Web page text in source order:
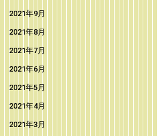
2021年9月
2021年8月
2021年7月
2021年6月
2021年5月
2021年4月
2021年3月